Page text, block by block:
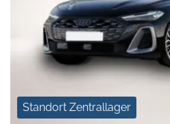
Standort Zentrallager